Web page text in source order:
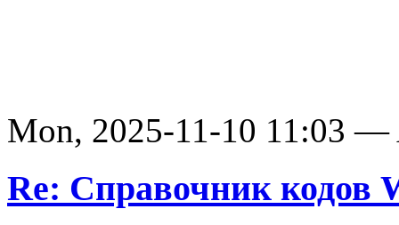
Mon, 2025-11-10 11:03 —
Re: Справочник кодов